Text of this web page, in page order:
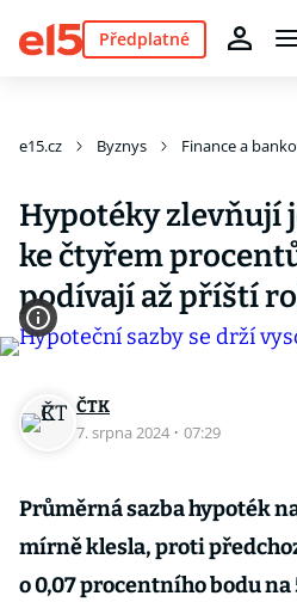
Předplatné
e15.cz Byznys Finance a
Hypotéky zlevňují
ke čtyřem
podívají až příští
ČTK
7. srpna 2024 · 07:29
Průměrná sazba hypoték
mírně klesla, proti
o 0,07 procentního bodu